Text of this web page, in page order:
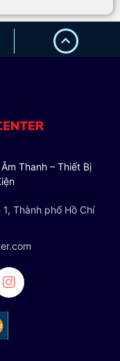
Thanh – Thiết Bị
Thành phố Hồ Chí